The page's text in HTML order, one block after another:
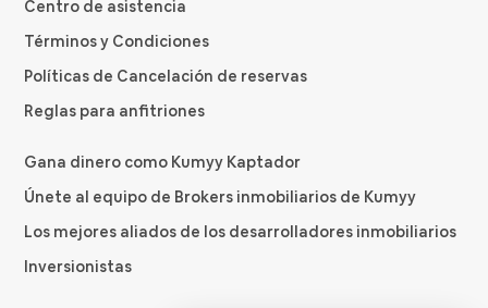
Centro de asistencia
Términos y Condiciones
Políticas de Cancelación de reservas
Reglas para anfitriones
Gana dinero como Kumyy Kaptador
Únete al equipo de Brokers inmobiliarios de Kumyy
Los mejores aliados de los desarrolladores inmobiliarios
Inversionistas